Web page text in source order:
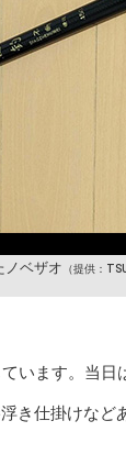
ノベザオ （提供：
います。当日
き仕掛けな